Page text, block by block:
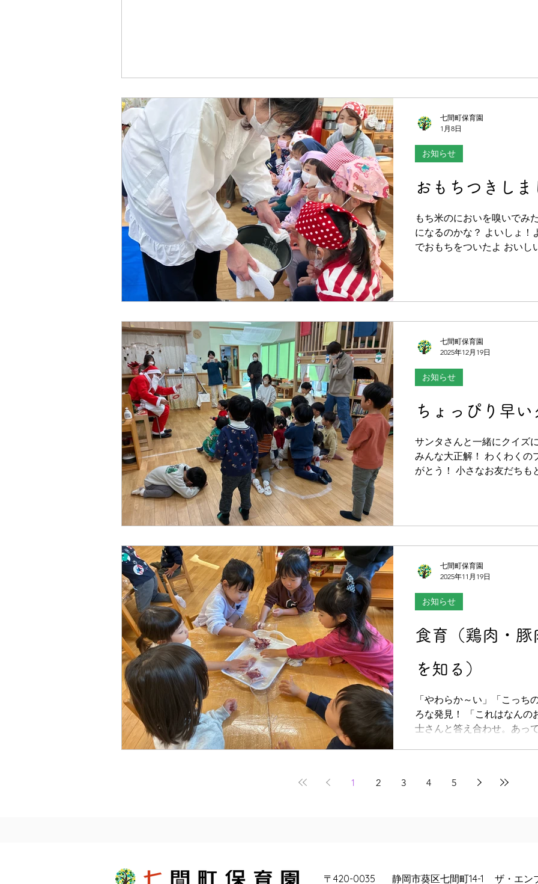
おもちつきしま
もち米のにおいを嗅いでみ
になるのかな？ よいしょ！
でおもちをついたよ おいし
お知らせ
七間町保育園
1月8日
ちょっぴり早
サンタさんと一緒にクイズ
みんな大正解！ わくわく
がとう！ 小さなお友だち
お知らせ
七間町保育園
2025年12月19日
食育（鶏肉・豚
を知る）
「やわらか～い」「こっち
ろな発見！ 「これはなんの
士さんと答え合わせ。あっ
お知らせ
七間町保育園
2025年11月19日
1 2 3 4 5
〒420-0035 静岡市葵区七間町14-1 ザ・エン